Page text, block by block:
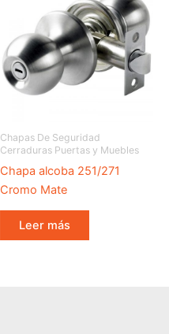
Chapas De Seguridad
Cerraduras Puertas y Muebles
Chapa alcoba 251/271
Cromo Mate
Leer más